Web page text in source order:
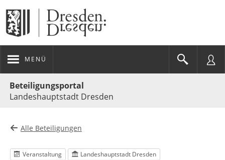
MENÜ
Beteiligungsportal
Landeshauptstadt Dresden
Alle Beteiligungen
Veranstaltung Landeshauptstadt Dresden